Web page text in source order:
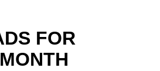
FOR